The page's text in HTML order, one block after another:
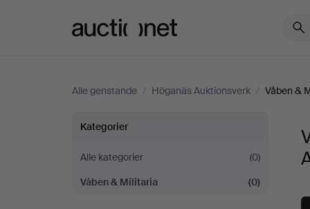
Alle genstande / Höganäs Auktionsverk / Våben &
Våben
&
Militaria
Kategorier
Alle kategorier
(0)
Våben & Militaria
(0)